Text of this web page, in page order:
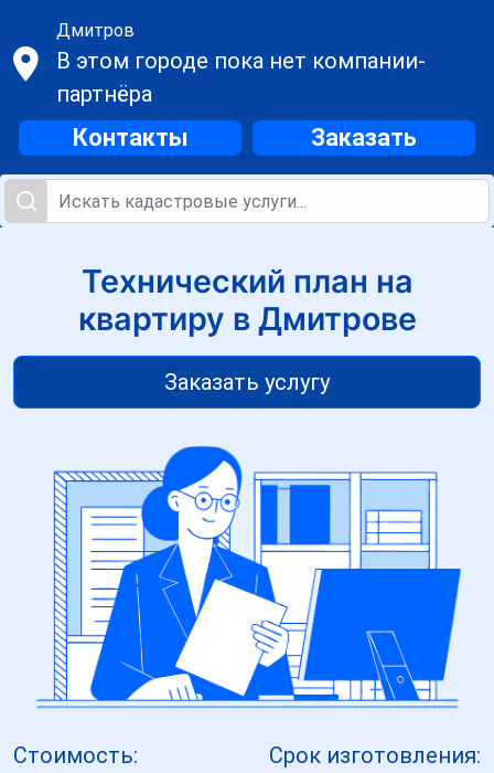
Дмитров
В этом городе пока нет компании-
партнёра
Контакты Заказать
Технический план на
квартиру в Дмитрове
Заказать услугу
Стоимость: Срок изготовления: